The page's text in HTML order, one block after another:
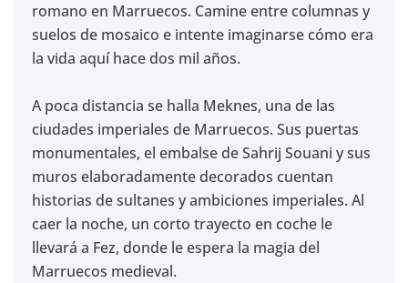
romano en Marruecos. Camine entre columnas y
suelos de mosaico e intente imaginarse cómo era
la vida aquí hace dos mil años.
A poca distancia se halla Meknes, una de las
ciudades imperiales de Marruecos. Sus puertas
monumentales, el embalse de Sahrij Souani y sus
muros elaboradamente decorados cuentan
historias de sultanes y ambiciones imperiales. Al
caer la noche, un corto trayecto en coche le
llevará a Fez, donde le espera la magia del
Marruecos medieval.